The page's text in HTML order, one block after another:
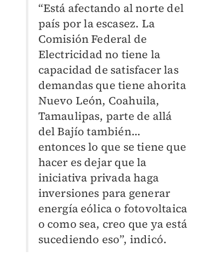
“Está afectando al norte del
país por la escasez. La
Comisión Federal de
Electricidad no tiene la
capacidad de satisfacer las
demandas que tiene ahorita
Nuevo León, Coahuila,
Tamaulipas, parte de allá
del Bajío también…
entonces lo que se tiene que
hacer es dejar que la
iniciativa privada haga
inversiones para generar
energía eólica o fotovoltaica
o como sea, creo que ya está
sucediendo eso”, indicó.